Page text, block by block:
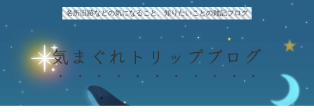
名所旧跡などの気になること、知りたいことの雑記ブログ
気まぐれトリップブログ